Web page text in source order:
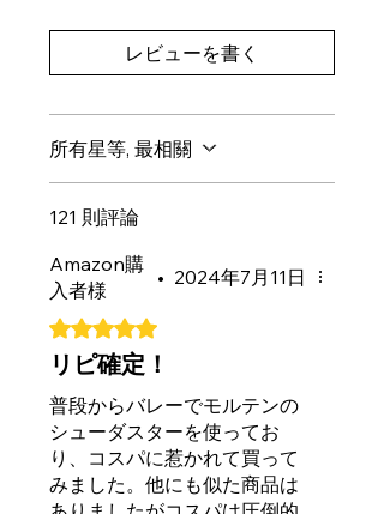
レビューを書く
所有星等, 最相關
121 則評論
Amazon購
入者様
• 2024年7月11日
評等為 5（最高為 5 顆星）。
リピ確定！
普段からバレーでモルテンの
シューダスターを使ってお
り、コスパに惹かれて買って
みました。他にも似た商品は